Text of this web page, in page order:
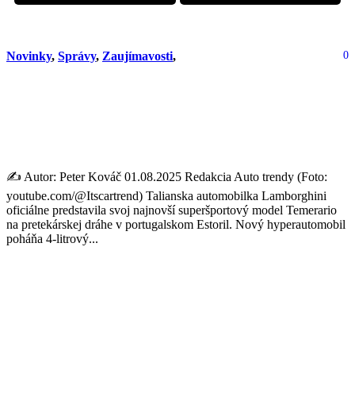
Novinky, Správy, Zaujímavosti, 0
✍️ Autor: Peter Kováč 01.08.2025 Redakcia Auto trendy (Foto:
youtube.com/@Itscartrend) Talianska automobilka Lamborghini
oficiálne predstavila svoj najnovší superšportový model Temerario
na pretekárskej dráhe v portugalskom Estoril. Nový hyperautomobil
poháňa 4-litrový...